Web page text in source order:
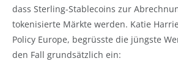
dass Sterling-Stablecoins zur
tokenisierte Märkte werden. Katie
Policy Europe, begrüsste die jüngste
den Fall grundsätzlich ein: